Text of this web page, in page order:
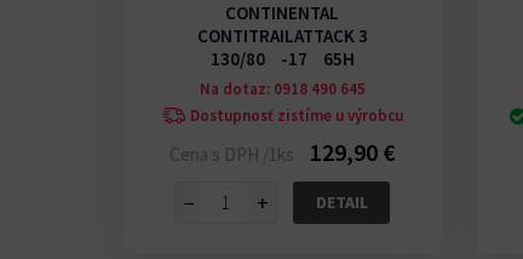
CONTINENTAL
CONTITRAILATTACK 3
130/80 -17 65H
Na dotaz: 0918 490 645
Dostupnosť zistíme u výrobcu
Cena s DPH /1ks 129,90 €
− + DETAIL